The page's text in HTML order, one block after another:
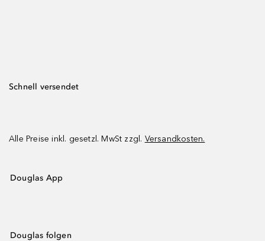
Schnell versendet
Alle Preise inkl. gesetzl. MwSt zzgl. Versandkosten.
Douglas App
Douglas folgen